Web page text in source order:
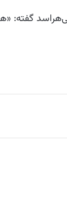
گفته: